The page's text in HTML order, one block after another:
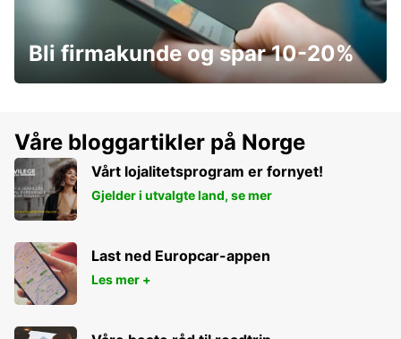
Bli firmakunde og spar 10-20%
Våre bloggartikler på Norge
Vårt lojalitetsprogram er fornyet!
Gjelder i utvalgte land, se mer
Last ned Europcar-appen
Les mer +